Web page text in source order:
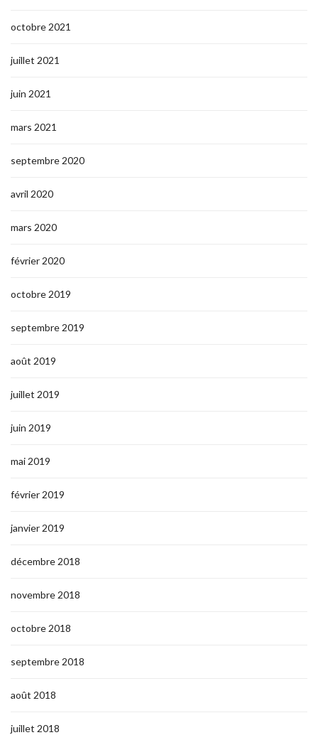
octobre 2021
juillet 2021
juin 2021
mars 2021
septembre 2020
avril 2020
mars 2020
février 2020
octobre 2019
septembre 2019
août 2019
juillet 2019
juin 2019
mai 2019
février 2019
janvier 2019
décembre 2018
novembre 2018
octobre 2018
septembre 2018
août 2018
juillet 2018